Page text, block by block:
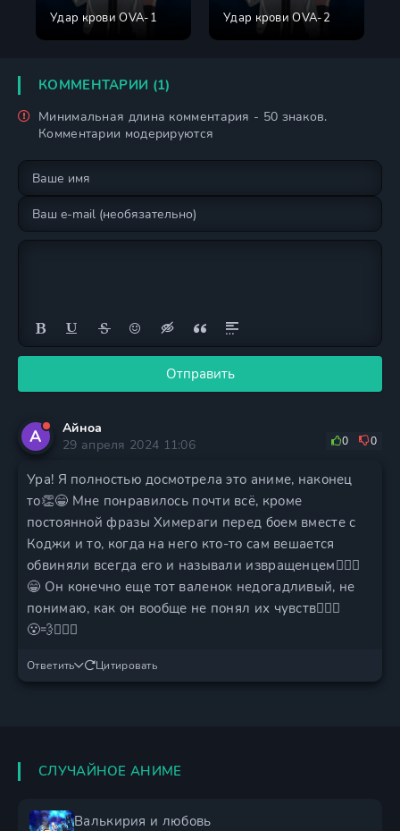
Удар крови OVA-1 Удар крови OVA-2
КОММЕНТАРИИ (1)
Минимальная длина комментария - 50 знаков.
Комментарии модерируются
Отправить
А
Айноа
29 апреля 2024 11:06
0 0
Ура! Я полностью досмотрела это аниме, наконец
то👏😁 Мне понравилось почти всё, кроме
постоянной фразы Химераги перед боем вместе с
Коджи и то, когда на него кто-то сам вешается
обвиняли всегда его и называли извращенцем🤦🏼‍♀️
😁 Он конечно еще тот валенок недогадливый, не
понимаю, как он вообще не понял их чувств🤦🏼‍♀️
😮‍💨🤷🏼‍♀️
Ответить Цитировать
СЛУЧАЙНОЕ АНИМЕ
Валькирия и любовь